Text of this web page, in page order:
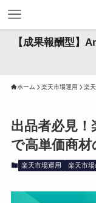
【成果報酬型】
ホーム 楽天市場運用 楽
出品者必見
で高単価商
楽天市場運用 楽天市